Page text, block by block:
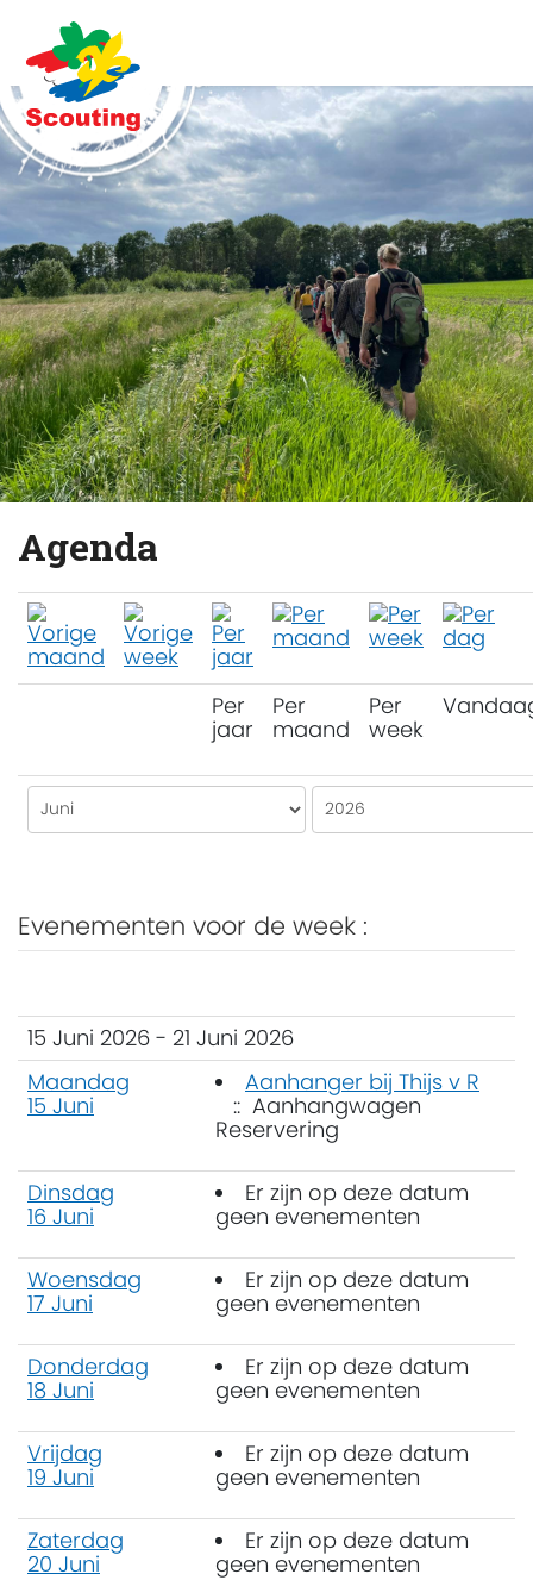
Agenda
Per
jaar
Per
maand
Per
week
Evenementen voor de week :
15 Juni 2026 - 21 Juni 2026
Maandag
15 Juni
Aanhanger bij Thijs v R
:: Aanhangwagen
Reservering
Dinsdag
16 Juni
Er zijn op deze datum
geen evenementen
Woensdag
17 Juni
Er zijn op deze datum
geen evenementen
Donderdag
18 Juni
Er zijn op deze datum
geen evenementen
Vrijdag
19 Juni
Er zijn op deze datum
geen evenementen
Zaterdag
20 Juni
Er zijn op deze datum
geen evenementen